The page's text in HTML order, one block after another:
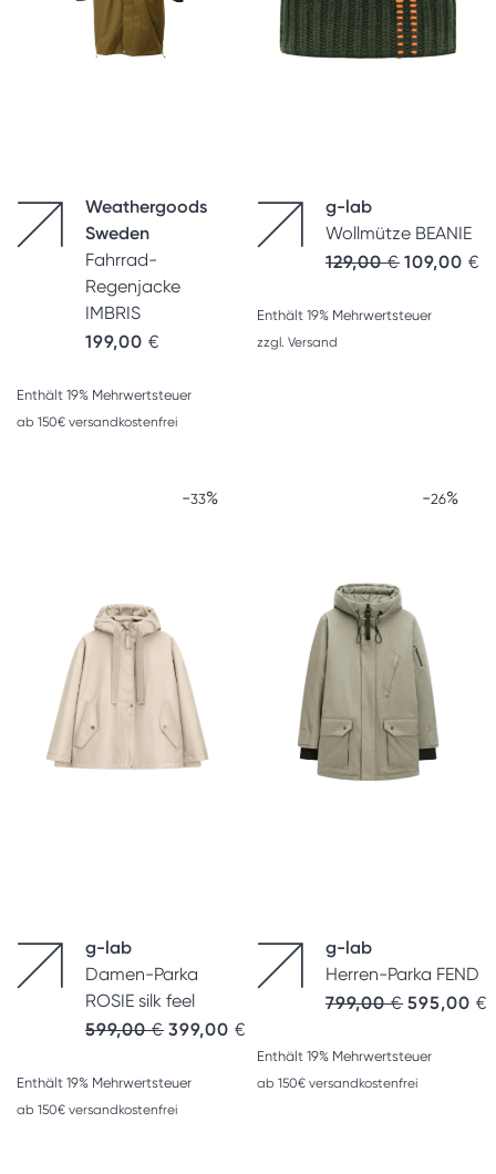
Weathergoods
Sweden
Fahrrad-
Regenjacke
IMBRIS
199,00 €
Enthält 19% Mehrwertsteuer
ab 150€ versandkostenfrei
g-lab
Wollmütze BEANIE
129,00€ 109,00 €
Enthält 19% Mehrwertsteuer
zzgl. Versand
-33%
g-lab
Damen-Parka
ROSIE silk feel
599,00€ 399,00 €
Enthält 19% Mehrwertsteuer
ab 150€ versandkostenfrei
-26%
g-lab
Herren-Parka FEND
799,00€ 595,00 €
Enthält 19% Mehrwertsteuer
ab 150€ versandkostenfrei